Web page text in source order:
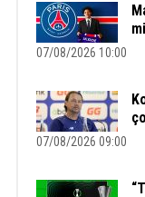
07/08/2026 10:00
07/08/2026 09:00